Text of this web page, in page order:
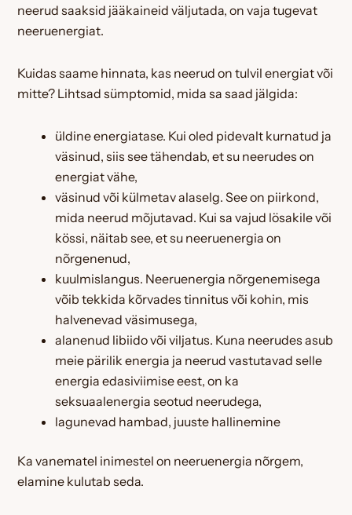
neerud saaksid jääkaineid väljutada, on vaja tugevat
neeruenergiat.
Kuidas saame hinnata, kas neerud on tulvil energiat või
mitte? Lihtsad sümptomid, mida sa saad jälgida:
üldine energiatase. Kui oled pidevalt kurnatud ja
väsinud, siis see tähendab, et su neerudes on
energiat vähe,
väsinud või külmetav alaselg. See on piirkond,
mida neerud mõjutavad. Kui sa vajud lösakile või
kössi, näitab see, et su neeruenergia on
nõrgenenud,
kuulmislangus. Neeruenergia nõrgenemisega
võib tekkida kõrvades tinnitus või kohin, mis
halvenevad väsimusega,
alanenud libiido või viljatus. Kuna neerudes asub
meie pärilik energia ja neerud vastutavad selle
energia edasiviimise eest, on ka
seksuaalenergia seotud neerudega,
lagunevad hambad, juuste hallinemine
Ka vanematel inimestel on neeruenergia nõrgem,
elamine kulutab seda.